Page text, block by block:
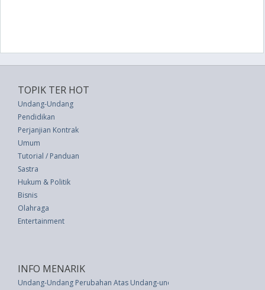
TOPIK TER HOT
Undang-Undang
Pendidikan
Perjanjian Kontrak
Umum
Tutorial / Panduan
Sastra
Hukum & Politik
Bisnis
Olahraga
Entertainment
INFO MENARIK
Undang-Undang Perubahan Atas Undang-undang Nomor 29 Tahun